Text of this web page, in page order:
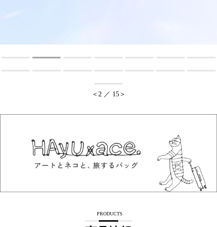
＜ 2／ 15＞
PRODUCTS